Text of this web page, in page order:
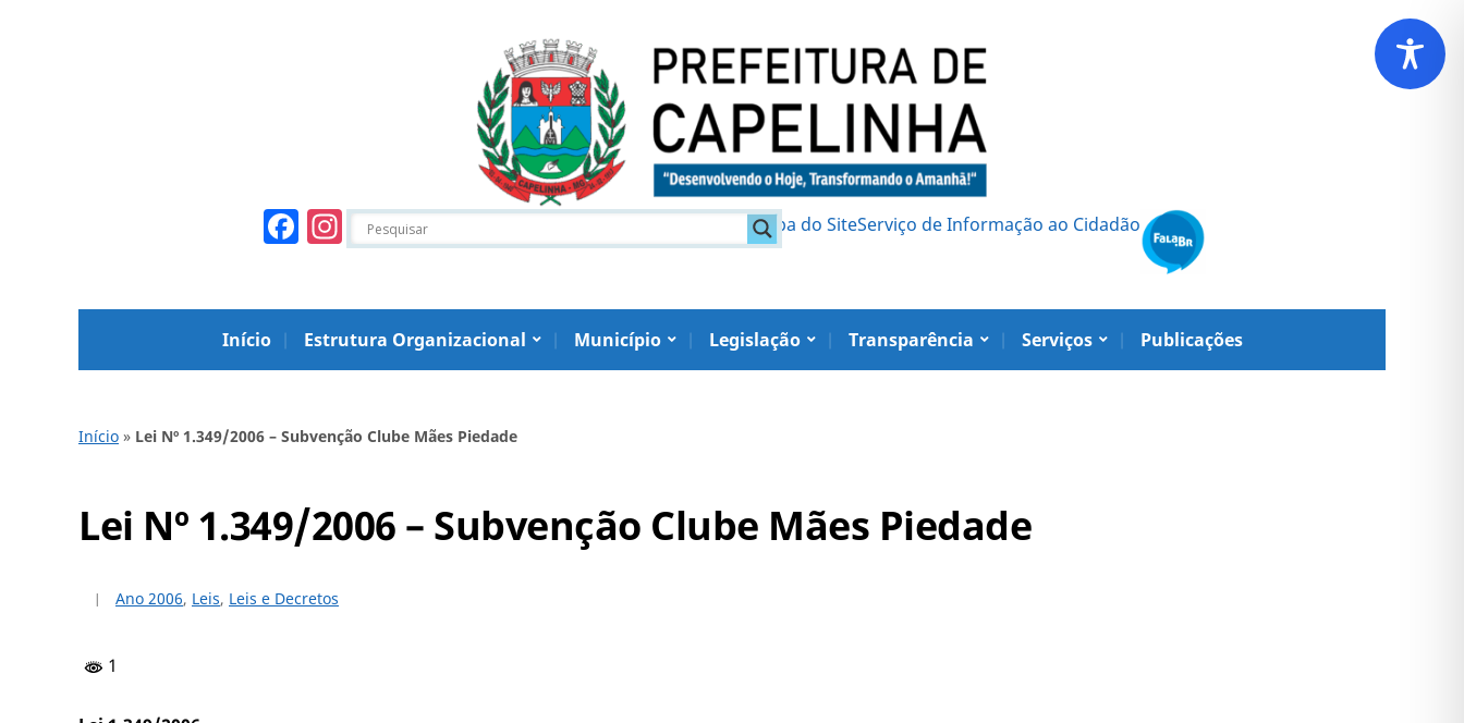
Facebook
Instagram Mapa do SiteServiço de Informação ao Cidadão
Início Estrutura Organizacional Município Legislação Transparência Serviços Publicações
Início » Lei Nº 1.349/2006 – Subvenção Clube Mães Piedade
Lei Nº 1.349/2006 – Subvenção Clube Mães Piedade
Ano 2006, Leis, Leis e Decretos
1